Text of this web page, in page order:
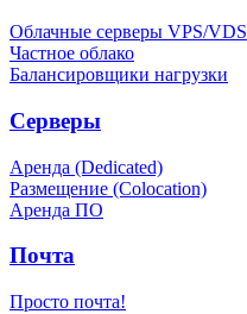
Облачные серверы VPS/VDS
Частное облако
Балансировщики нагрузки
Серверы
Аренда (Dedicated)
Размещение (Colocation)
Аренда ПО
Почта
Просто почта!